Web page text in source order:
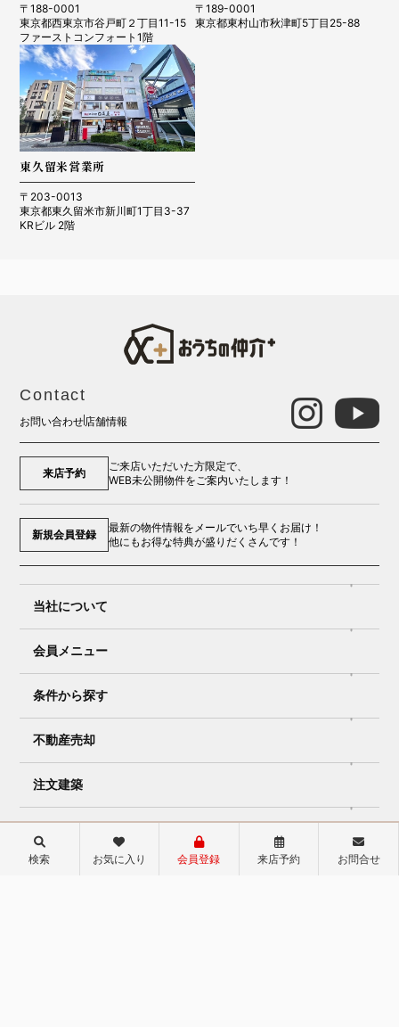
〒188-0001
東京都西東京市谷戸町２丁目11-15
ファーストコンフォート1階
〒189-0001
東京都東村山市秋津町5丁目25-88
東久留米営業所
〒203-0013
東京都東久留米市新川町1丁目3-37
KRビル 2階
Contact
お問い合わせ 店舗情報
来店予約
ご来店いただいた方限定で、
WEB未公開物件をご案内いたします！
新規会員登録
最新の物件情報をメールでいち早くお届け！
他にもお得な特典が盛りだくさんです！
当社について
会員メニュー
条件から探す
不動産売却
注文建築
店舗ページ
検索 お気に入り 会員登録 来店予約 お問合せ